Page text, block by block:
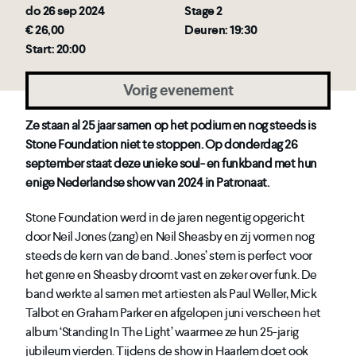
do 26 sep 2024
Stage 2
€ 26,00
Deuren: 19:30
Start: 20:00
Vorig evenement
Ze staan al 25 jaar samen op het podium en nog steeds is
Stone Foundation niet te stoppen. Op donderdag 26
september staat deze unieke soul- en funkband met hun
enige Nederlandse show van 2024 in Patronaat.
Stone Foundation werd in de jaren negentig opgericht
door Neil Jones (zang) en Neil Sheasby en zij vormen nog
steeds de kern van de band. Jones’ stem is perfect voor
het genre en Sheasby droomt vast en zeker over funk. De
band werkte al samen met artiesten als Paul Weller, Mick
Talbot en Graham Parker en afgelopen juni verscheen het
album ‘Standing In The Light’ waarmee ze hun 25-jarig
jubileum vierden. Tijdens de show in Haarlem doet ook